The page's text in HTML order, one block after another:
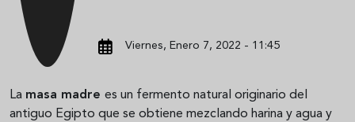
Viernes, Enero 7, 2022 - 11:45
La masa madre es un fermento natural originario del
antiguo Egipto que se obtiene mezclando harina y agua y